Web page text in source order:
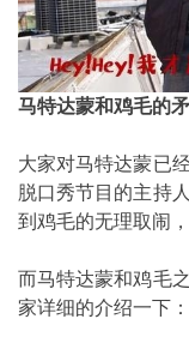
马特达蒙和鸡毛的
大家对马特达蒙已
脱口秀节目的主持
到鸡毛的无理取闹
而马特达蒙和鸡毛
家详细的介绍一下：